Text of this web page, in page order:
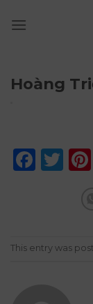
Hoàng
This entry was